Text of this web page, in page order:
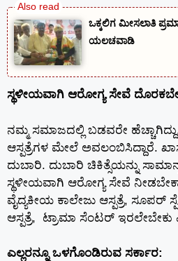
ಒಕ್ಕಲಿಗ ಮೀಸಲಾತಿ
ಯಲಚವಾಡಿ
ಸ್ಥಳೀಯವಾಗಿ ಆರೋಗ್ಯ ಸೇವೆ
ನಮ್ಮ ಸಮಾಜದಲ್ಲಿ ಬಡವರೇ
ಆಸ್ಪತ್ರೆಗಳ ಮೇಲೆ ಅವಲಂಬಿಸಿದ್ದಾರೆ.
ದುಬಾರಿ. ದುಬಾರಿ ಚಿಕಿತ್ಸೆಯನ್ನು
ಸ್ಥಳೀಯವಾಗಿ ಆರೋಗ್ಯ ಸೇವೆ
ವೈದ್ಯಕೀಯ ಕಾಲೇಜು ಆಸ್ಪತ್ರೆ, ಸೂಪರ್
ಆಸ್ಪತ್ರೆ, ಟ್ರಾಮಾ ಸೆಂಟರ್ ಇರಲೇಬೇಕು
ಎಲ್ಲರನ್ನೂ ಒಳಗೊಂಡಿರುವ ಸರ್ಕಾರ: